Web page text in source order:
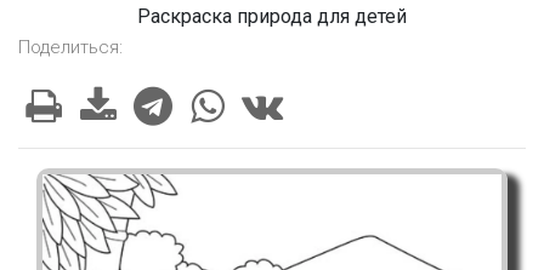
Раскраска природа для детей
Поделиться: